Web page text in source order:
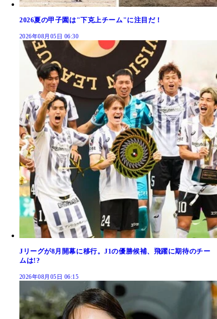
2026夏の甲子園は"下克上チーム"に注目だ！
2026年08月05日 06:30
Jリーグが8月開幕に移行。J1の優勝候補、飛躍に期待のチー
ムは!?
2026年08月05日 06:15